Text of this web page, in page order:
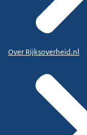
Over Rijksoverheid.nl